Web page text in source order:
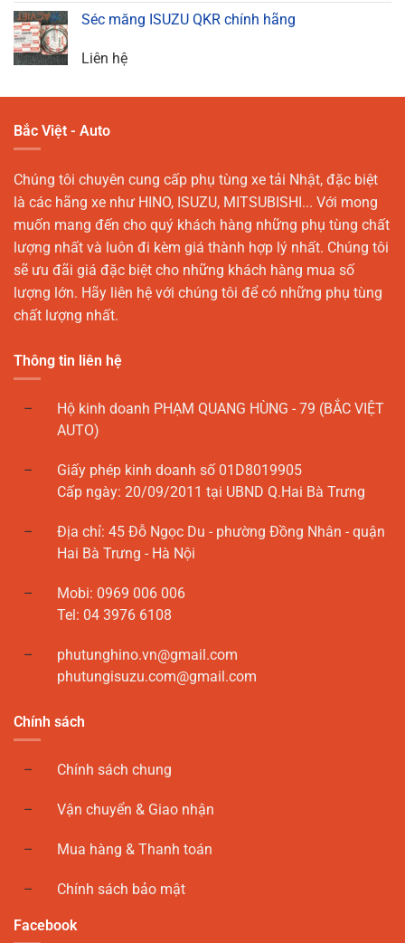
Séc măng ISUZU QKR chính hãng
Liên hệ
Bắc Việt - Auto
Chúng tôi chuyên cung cấp phụ tùng xe tải Nhật, đặc biệt
là các hãng xe như HINO, ISUZU, MITSUBISHI... Với mong
muốn mang đến cho quý khách hàng những phụ tùng chất
lượng nhất và luôn đi kèm giá thành hợp lý nhất. Chúng tôi
sẽ ưu đãi giá đặc biệt cho những khách hàng mua số
lượng lớn. Hãy liên hệ với chúng tôi để có những phụ tùng
chất lượng nhất.
Thông tin liên hệ
Hộ kinh doanh PHẠM QUANG HÙNG - 79 (BẮC VIỆT
AUTO)
Giấy phép kinh doanh số 01D8019905
Cấp ngày: 20/09/2011 tại UBND Q.Hai Bà Trưng
Địa chỉ: 45 Đỗ Ngọc Du - phường Đồng Nhân - quận
Hai Bà Trưng - Hà Nội
Mobi: 0969 006 006
Tel: 04 3976 6108
phutunghino.vn@gmail.com
phutungisuzu.com@gmail.com
Chính sách
Chính sách chung
Vận chuyển & Giao nhận
Mua hàng & Thanh toán
Chính sách bảo mật
Facebook